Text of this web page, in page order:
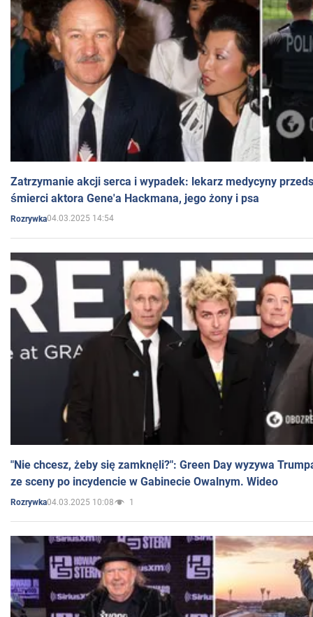
Zatrzymanie akcji serca i wypadek: lekarz medycyny
śmierci aktora Gene'a Hackmana, jego żony i psa
Rozrywka04.03.2025 14:54
"Nie chcesz, żeby się zamknęli?": Green Day wyzywa
ze sceny po incydencie w Gabinecie Owalnym. Wideo
Rozrywka04.03.2025 10:08 1